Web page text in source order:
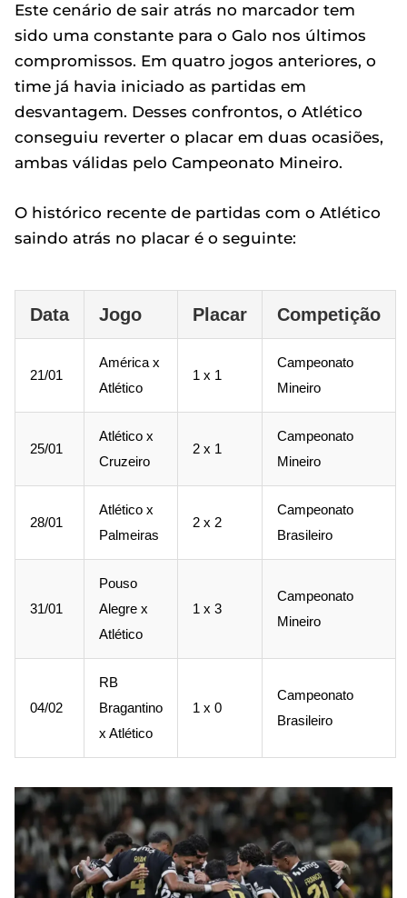
Este cenário de sair atrás no marcador tem
sido uma constante para o Galo nos últimos
compromissos. Em quatro jogos anteriores, o
time já havia iniciado as partidas em
desvantagem. Desses confrontos, o Atlético
conseguiu reverter o placar em duas ocasiões,
ambas válidas pelo Campeonato Mineiro.
O histórico recente de partidas com o Atlético
saindo atrás no placar é o seguinte:
Data Jogo Placar Competição
21/01
América x
Atlético
1 x 1
Campeonato
Mineiro
25/01
Atlético x
Cruzeiro
2 x 1
Campeonato
Mineiro
28/01
Atlético x
Palmeiras
2 x 2
Campeonato
Brasileiro
31/01
Pouso
Alegre x
Atlético
1 x 3
Campeonato
Mineiro
04/02
RB
Bragantino
x Atlético
1 x 0
Campeonato
Brasileiro